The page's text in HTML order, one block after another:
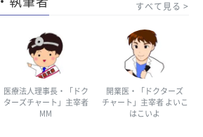
すべて見る
医療法人理事長・「ドク
ターズチャート」主宰者
MM
開業医・「ドクターズ
チャート」主宰者 よいこ
はこいよ